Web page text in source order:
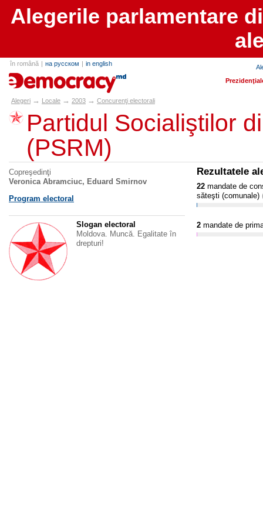
Alegerile parlamentare
în română | на русском | in english
alegeri.md
Alegeri → Locale → 2003 → Concurenţi electorali
Partidul Socialiştilor
(PSRM)
Copreşedinţi
Veronica Abramciuc, Eduard Smirnov
Program electoral
Slogan electoral
Moldova. Muncă. Egalitate în
drepturi!
Rezultatele
22mandate de
săteşti (comunale)
2mandate de